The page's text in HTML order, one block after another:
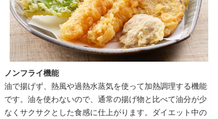
ノンフライ機能
油で揚げず、熱風や過熱水蒸気を使って加熱調理する機能
です。油を使わないので、通常の揚げ物と比べて油分が少
なくサクサクとした食感に仕上がります。ダイエット中の